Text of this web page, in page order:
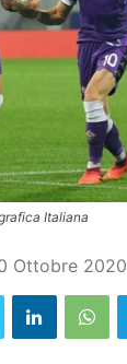
Italiana
Ottobre 2020